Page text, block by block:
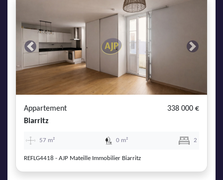
Previous Next
Appartement
338 000 €
Biarritz
57 m² 0 m² 2
REFLG4418 - AJP Mateille Immobilier Biarritz